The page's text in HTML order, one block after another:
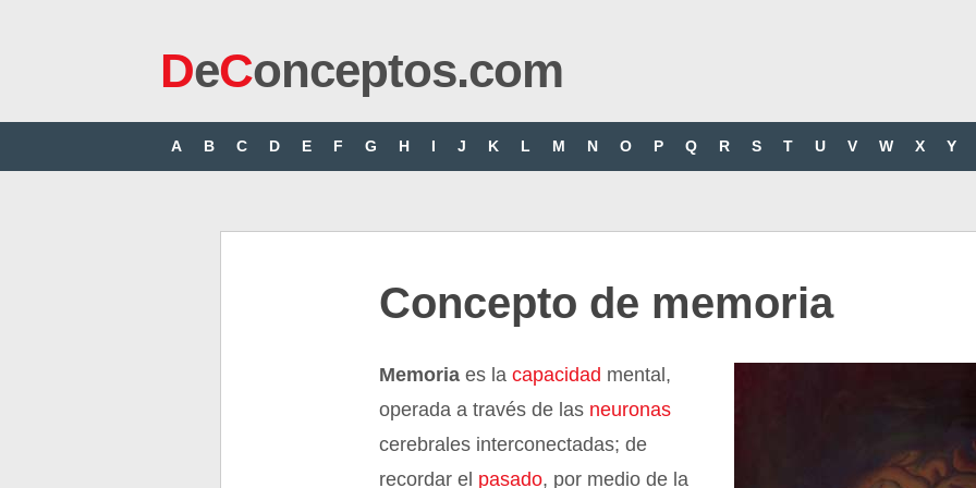
DeConceptos.com
A B C D E F G H I J K L M N O P Q R S T U V W X Y
Concepto de memoria
Memoria es lacapacidad mental,
operada a través de las neuronas
cerebrales interconectadas; de
recordar el pasado, por medio de la